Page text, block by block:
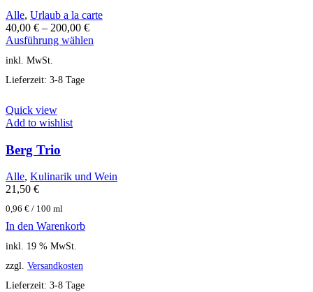
Alle, Urlaub a la carte
40,00 € – 200,00 €
Ausführung wählen
inkl. MwSt.
Lieferzeit: 3-8 Tage
Quick view
Add to wishlist
Berg Trio
Alle, Kulinarik und Wein
21,50 €
0,96 € / 100 ml
In den Warenkorb
inkl. 19 % MwSt.
zzgl. Versandkosten
Lieferzeit: 3-8 Tage